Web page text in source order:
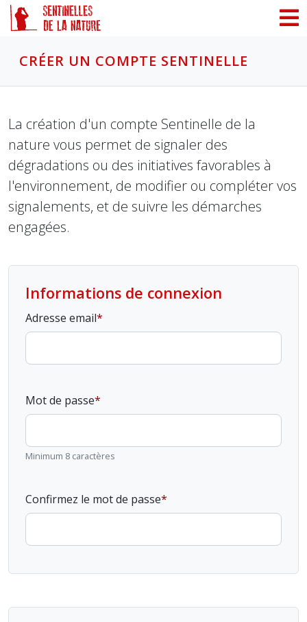
CRÉER UN COMPTE SENTINELLE
La création d'un compte Sentinelle de la
nature vous permet de signaler des
dégradations ou des initiatives favorables à
l'environnement, de modifier ou compléter vos
signalements, et de suivre les démarches
engagées.
Informations de connexion
Adresse email
Mot de passe
Minimum 8 caractères
Confirmez le mot de passe
Panneau de gestion des cookies